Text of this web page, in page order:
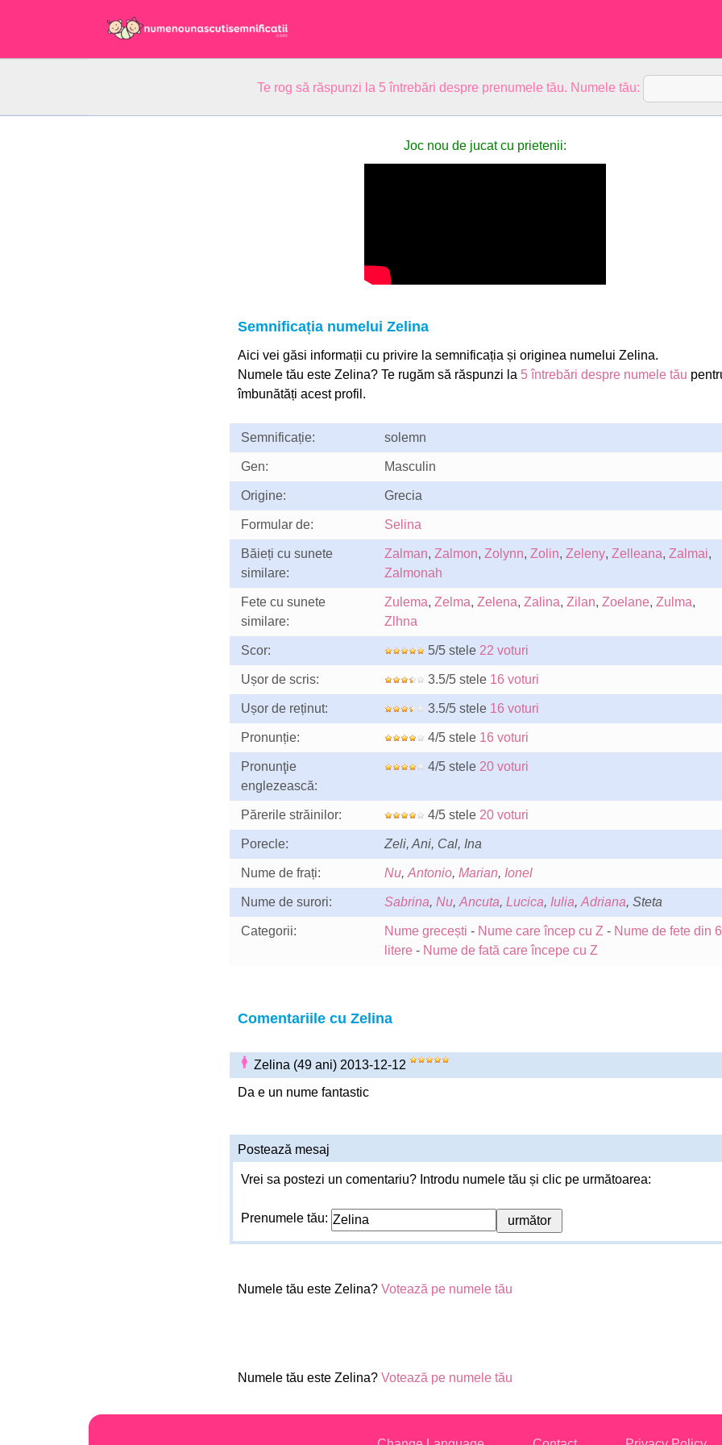
Te rog să răspunzi la 5 întrebări despre prenumele tău. Numele tău:
Joc nou de jucat cu prietenii:
Semnificația numelui Zelina
Aici vei găsi informații cu privire la semnificația și originea numelui Zelina.
Numele tău este Zelina? Te rugăm să răspunzi la 5 întrebări despre numele tău
îmbunătăți acest profil.
Semnificație: solemn
Gen: Masculin
Origine: Grecia
Formular de: Selina
Băieți cu sunete
similare:
Zalman, Zalmon, Zolynn, Zolin, Zeleny, Zelleana, Zalmai,
Zalmonah
Fete cu sunete
similare:
Zulema, Zelma, Zelena, Zalina, Zilan, Zoelane, Zulma,
Zlhna
Scor: 5/5 stele 22 voturi
Ușor de scris: 3.5/5 stele 16 voturi
Ușor de reținut: 3.5/5 stele 16 voturi
Pronunție: 4/5 stele 16 voturi
Pronunţie
englezească:
4/5 stele 20 voturi
Părerile străinilor: 4/5 stele 20 voturi
Porecle: Zeli, Ani, Cal, Ina
Nume de frați: Nu, Antonio, Marian, Ionel
Nume de surori: Sabrina, Nu, Ancuta, Lucica, Iulia, Adriana, Steta
Categorii: Nume grecești - Nume care încep cu Z - Nume de fete din 6
litere- Nume de fată care începe cu Z
Comentariile cu Zelina
Zelina (49 ani) 2013-12-12
Da e un nume fantastic
Postează mesaj
Vrei sa postezi un comentariu? Introdu numele tău și clic pe următoarea:
Prenumele tău:
Numele tău este Zelina? Votează pe numele tău
Numele tău este Zelina? Votează pe numele tău